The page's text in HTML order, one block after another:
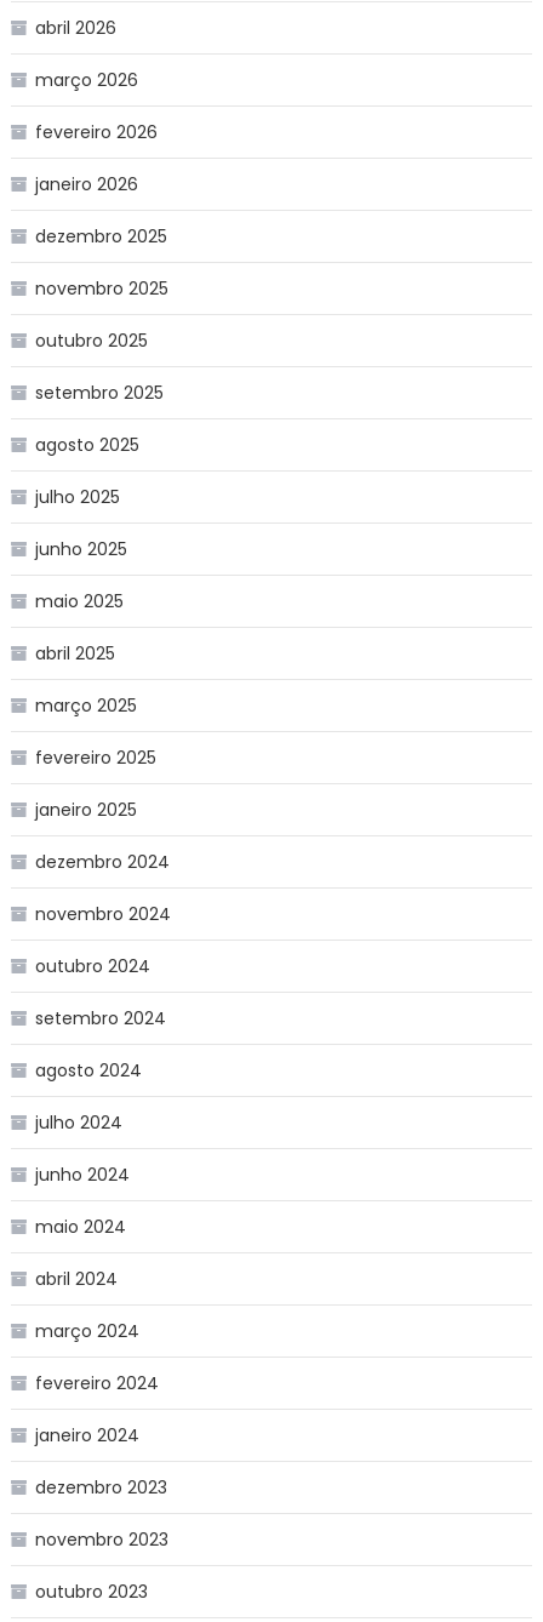
abril 2026
março 2026
fevereiro 2026
janeiro 2026
dezembro 2025
novembro 2025
outubro 2025
setembro 2025
agosto 2025
julho 2025
junho 2025
maio 2025
abril 2025
março 2025
fevereiro 2025
janeiro 2025
dezembro 2024
novembro 2024
outubro 2024
setembro 2024
agosto 2024
julho 2024
junho 2024
maio 2024
abril 2024
março 2024
fevereiro 2024
janeiro 2024
dezembro 2023
novembro 2023
outubro 2023